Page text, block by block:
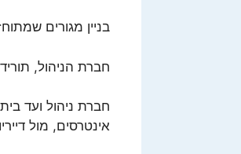
בניין מגורים
חברת הניהול,
חברת ניהול ועד
אינטרסים, מול